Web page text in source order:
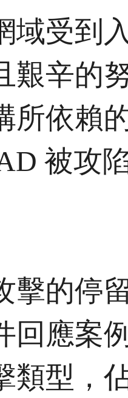
域受到
艱辛的
所依賴
被攻
擊的停
回應案
類型，